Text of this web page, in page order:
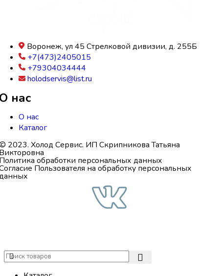
Воронеж, ул 45 Стрелковой дивизии, д. 255Б
+7(473)2405015
+79304034444
holodservis@list.ru
нас
О нас
Каталог
2023. Холод Сервис. ИП Скрипникова Татьяна
обработки персональных данных
Пользователя на обработку персональных